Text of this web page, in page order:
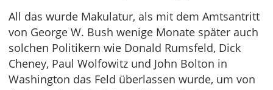
All das wurde Makulatur, als mit dem Amtsantritt
von George W. Bush wenige Monate später auch
solchen Politikern wie Donald Rumsfeld, Dick
Cheney, Paul Wolfowitz und John Bolton in
Washington das Feld überlassen wurde, um von